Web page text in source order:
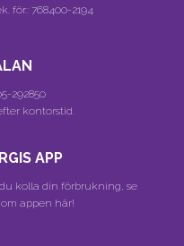
för.: 768400-2194
292850
kontorstid.
APP
kolla din förbrukning, se
appen här!